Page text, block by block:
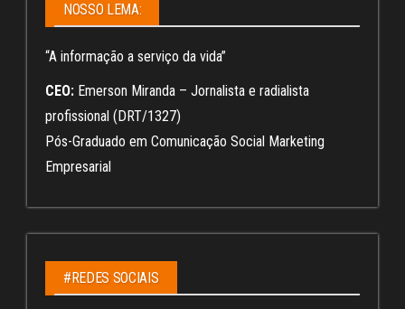
NOSSO LEMA:
“A informação a serviço da vida”
CEO: Emerson Miranda – Jornalista e radialista
profissional (DRT/1327)
Pós-Graduado em Comunicação Social Marketing
Empresarial
#REDES SOCIAIS